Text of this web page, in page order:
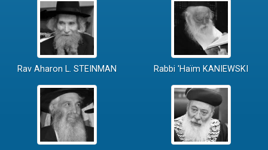
Rav Aharon L. STEINMAN Rabbi 'Haïm KANIEWSKI